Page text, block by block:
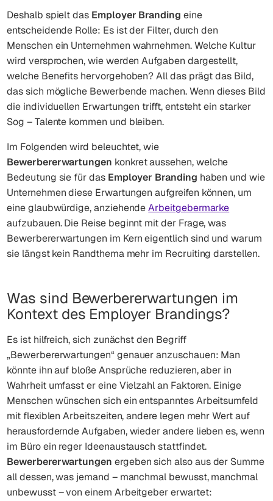
Deshalb spielt das Employer Branding eine
entscheidende Rolle: Es ist der Filter, durch den
Menschen ein Unternehmen wahrnehmen. Welche Kultur
wird versprochen, wie werden Aufgaben dargestellt,
welche Benefits hervorgehoben? All das prägt das Bild,
das sich mögliche Bewerbende machen. Wenn dieses Bild
die individuellen Erwartungen trifft, entsteht ein starker
Sog – Talente kommen und bleiben.
Im Folgenden wird beleuchtet, wie
Bewerbererwartungen konkret aussehen, welche
Bedeutung sie für das Employer Branding haben und wie
Unternehmen diese Erwartungen aufgreifen können, um
eine glaubwürdige, anziehendeArbeitgebermarke
aufzubauen. Die Reise beginnt mit der Frage, was
Bewerbererwartungen im Kern eigentlich sind und warum
sie längst kein Randthema mehr im Recruiting darstellen.
Was sind Bewerbererwartungen im
Kontext des Employer Brandings?
Es ist hilfreich, sich zunächst den Begriff
„Bewerbererwartungen“ genauer anzuschauen: Man
könnte ihn auf bloße Ansprüche reduzieren, aber in
Wahrheit umfasst er eine Vielzahl an Faktoren. Einige
Menschen wünschen sich ein entspanntes Arbeitsumfeld
mit flexiblen Arbeitszeiten, andere legen mehr Wert auf
herausfordernde Aufgaben, wieder andere lieben es, wenn
im Büro ein reger Ideenaustausch stattfindet.
Bewerbererwartungen ergeben sich also aus der Summe
all dessen, was jemand – manchmal bewusst, manchmal
unbewusst – von einem Arbeitgeber erwartet: